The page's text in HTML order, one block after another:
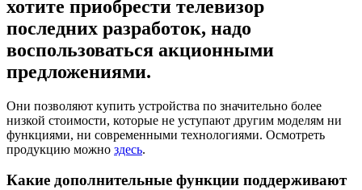
хотите приобрести телевизор
последних разработок, надо
воспользоваться акционными
предложениями.
Они позволяют купить устройства по значительно более
низкой стоимости, которые не уступают другим моделям ни
функциями, ни современными технологиями. Осмотреть
продукцию можно здесь.
Какие дополнительные функции поддерживают